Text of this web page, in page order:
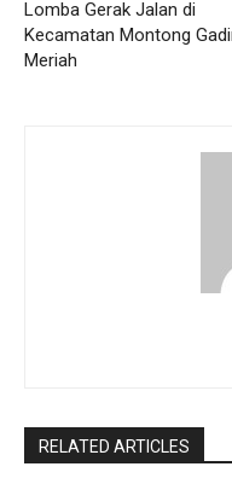
Lomba Gerak Jalan di
Kecamatan Montong
Meriah
RELATED ARTICLES